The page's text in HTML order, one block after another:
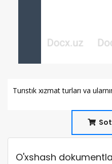
Turıstık xızmat turları va
O'xshash